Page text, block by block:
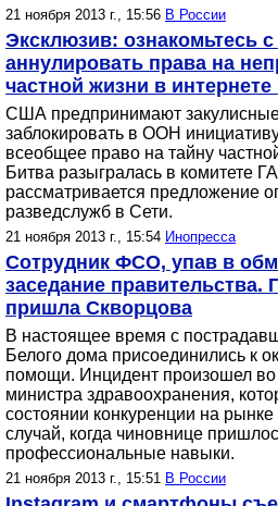
21 ноября 2013 г., 15:56 В России
Эксклюзив: ознакомьтесь
аннулировать права на
частной жизни в
США предпринимают
заблокировать в ООН
всеобщее право на тайну
Битва разыгралась в комитете
рассматривается предложение
разведслужб в Сети.
21 ноября 2013 г., 15:54 Инопресса
Сотрудник ФСО, упав в
заседание
пришла Скворцова
В настоящее время с
Белого дома присоединились к
помощи. Инцидент произошел
министра здравоохранения,
состоянии конкуренции на
случай, когда чиновнице
профессиональные навыки.
21 ноября 2013 г., 15:51 В России